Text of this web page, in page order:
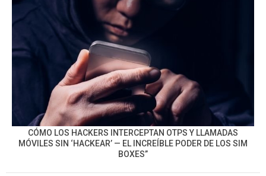
CÓMO LOS HACKERS INTERCEPTAN OTPS Y LLAMADAS
MÓVILES SIN ‘HACKEAR’ — EL INCREÍBLE PODER DE LOS SIM
BOXES”